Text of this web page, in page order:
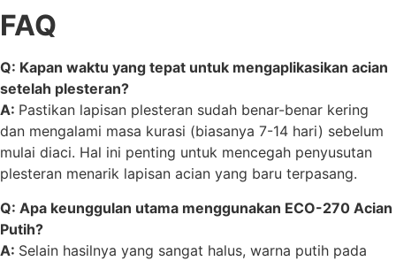
FAQ
Q: Kapan waktu yang tepat untuk mengaplikasikan acian
setelah plesteran?
A: Pastikan lapisan plesteran sudah benar-benar kering
dan mengalami masa kurasi (biasanya 7-14 hari) sebelum
mulai diaci. Hal ini penting untuk mencegah penyusutan
plesteran menarik lapisan acian yang baru terpasang.
Q: Apa keunggulan utama menggunakan ECO-270 Acian
Putih?
A: Selain hasilnya yang sangat halus, warna putih pada